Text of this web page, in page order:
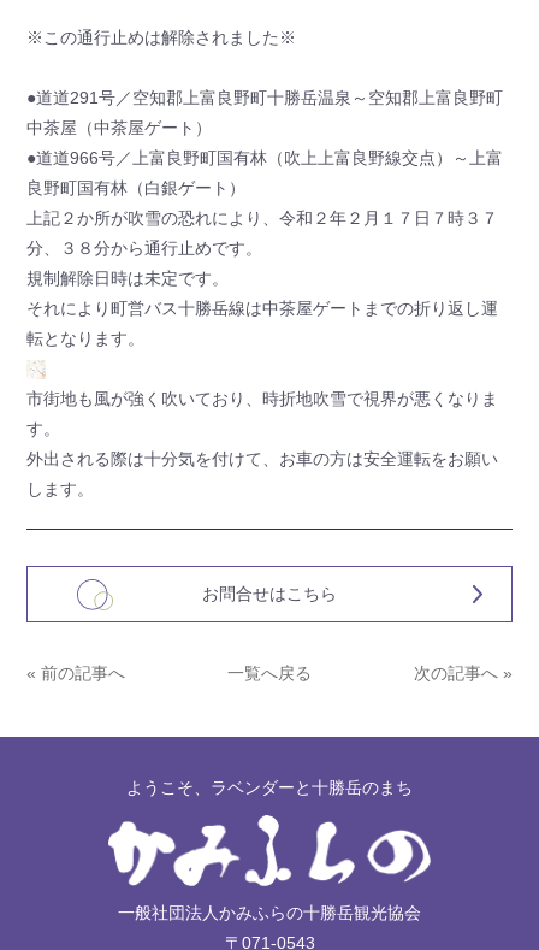
※この通行止めは解除されました※
●道道291号／空知郡上富良野町十勝岳温泉～空知郡上富良野町
中茶屋（中茶屋ゲート）
●道道966号／上富良野町国有林（吹上上富良野線交点）～上富
良野町国有林（白銀ゲート）
上記２か所が吹雪の恐れにより、令和２年２月１７日７時３７
分、３８分から通行止めです。
規制解除日時は未定です。
それにより町営バス十勝岳線は中茶屋ゲートまでの折り返し運
転となります。
市街地も風が強く吹いており、時折地吹雪で視界が悪くなりま
す。
外出される際は十分気を付けて、お車の方は安全運転をお願い
します。
お問合せはこちら
« 前の記事へ 一覧へ戻る 次の記事へ »
ようこそ、ラベンダーと十勝岳のまち
一般社団法人かみふらの十勝岳観光協会
〒071-0543